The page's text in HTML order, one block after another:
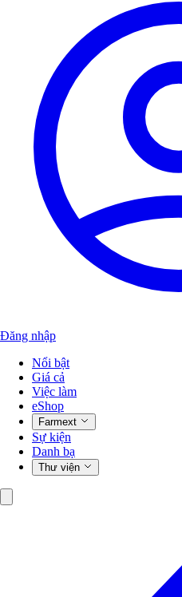
Đăng nhập
Nổi bật
Giá cả
Việc làm
eShop
Farmext
Sự kiện
Danh bạ
Thư viện